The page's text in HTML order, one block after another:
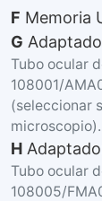
F Memoria
G
Tubo ocular
108001/
(seleccionar
microscopio).
H
Tubo ocular
108005/